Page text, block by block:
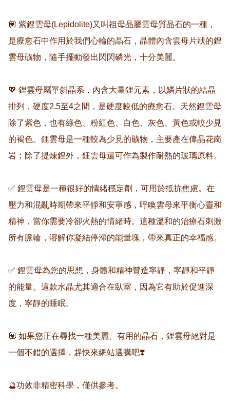
💟 紫鋰雲母(Lepidolite)又叫祖母晶屬雲母質晶石的一種，
是療愈石中作用於我們心輪的晶石，晶體內含雲母片狀的鋰
雲母礦物，隨手擺動發出閃閃磷光，十分美麗。
💖 鋰雲母屬單斜晶系，內含大量鋰元素，以鱗片狀的結晶
排列，硬度2.5至4之間，是硬度較低的療愈石。天然鋰雲母
除了紫色，也有綠色、粉紅色、白色、灰色、黃色或較少見
的褐色。鋰雲母是一種較為少見的礦物，主要產在偉晶花崗
岩；除了提煉鋰外，鋰雲母還可作為製作耐熱的玻璃原料。
✅ 鋰雲母是一種很好的情緒穩定劑，可用於抵抗焦慮。在
壓力和混亂時期帶來平靜和安寧感，呼喚雲母來平衡心靈和
精神，當你需要冷卻火熱的情緒時。這種溫和的治療石刺激
所有脈輪，溶解你凝結停滯的能量塊，帶來真正的幸福感。
✅ 鋰雲母為您的思想，身體和精神營造寧靜，寧靜和平靜
的能量。這款水晶尤其適合在臥室，因為它有助於促進深
度，寧靜的睡眠。
💟 如果您正在尋找一種美麗、有用的晶石，鋰雲母絕對是
一個不錯的選擇，趕快來網站選購吧❣️
🔮功效非精密科學，僅供參考。